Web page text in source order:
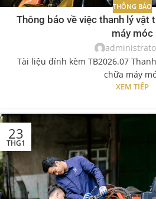
THÔNG BÁO
Thông báo về việc thanh lý vật
máy móc
Tài liệu đính kèm TB2026.07
chữa máy
XEM TIẾP
23
THG1